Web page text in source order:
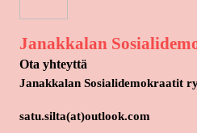
I
n
r
a
m
Janakkalan
Ota yhteyttä
Janakkalan Sosialidemokraatit
satu.silta(at)outlook.com